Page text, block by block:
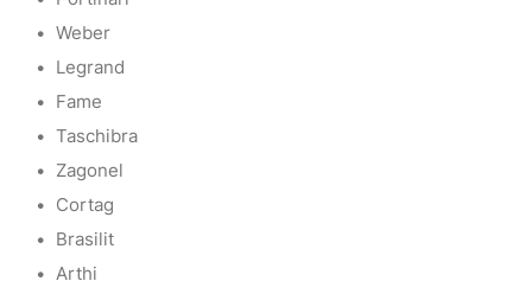
Weber
Legrand
Fame
Taschibra
Zagonel
Cortag
Brasilit
Arthi